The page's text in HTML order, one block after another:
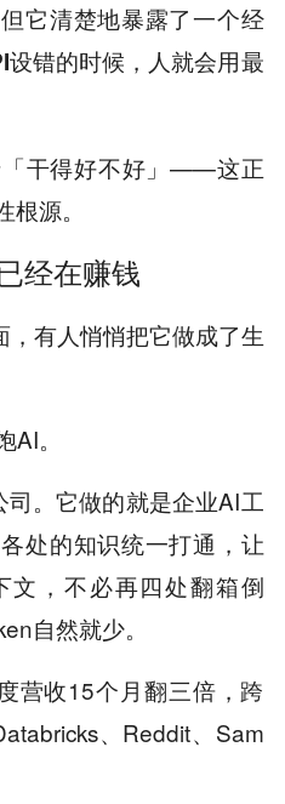
它清楚地暴露了一个经
设错的时候，人就会用最
「干得好不好」——这正
源。
经在赚钱
有人悄悄把它做成了生
。
。它做的就是企业AI工
处的知识统一打通，让
文，不必再四处翻箱倒
自然就少。
营收15个月翻三倍，跨
、Reddit、Sam